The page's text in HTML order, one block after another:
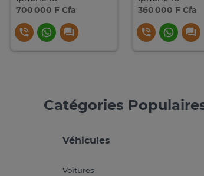
700 000 F Cfa
360 000 F Cfa
Catégories
Véhicules
Voitures